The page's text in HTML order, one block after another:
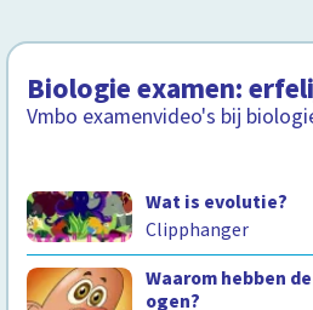
Biologie examen:
Vmbo examenvideo's bij
Wat is evolutie?
Clipphanger
Waarom hebben
ogen?